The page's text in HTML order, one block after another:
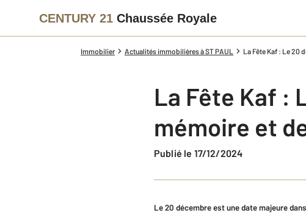
CENTURY 21 Chaussée Royale
Immobilier Actualités immobilières à ST PAUL La Fête Kaf : Le 20
La Fête Kaf :
mémoire et
Publié le 17/12/2024
Le 20 décembre est une date majeure